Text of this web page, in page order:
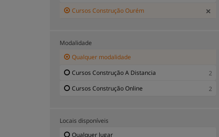
Cursos Construção Ourém
Modalidade
Qualquer modalidade
Cursos Construção A Distancia
2
Cursos Construção Online
2
Locais disponíveis
Qualquer lugar